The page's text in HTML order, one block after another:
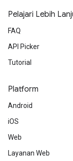
Pelajari Lebih
FAQ
API Picker
Tutorial
Platform
Android
iOS
Web
Layanan Web